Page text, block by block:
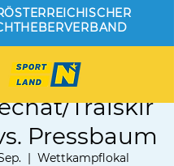
WKG
Traiskir
Pressbaum
  |
Wettkampflokal